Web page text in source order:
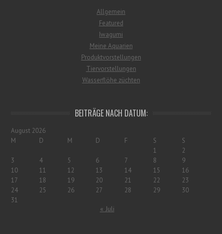
Allgemein
Featured
Iwagumi
Meine Aquarien
Produktvorstellungen
Tiervorstellungen
Wasserflöhe züchten
BEITRÄGE NACH DATUM:
August 2026
M
D M D F S
S
1
2
3
4 5 6 7 8
9
10
11 12 13 14 15
16
17
18 19 20 21 22
23
24
25 26 27 28 29
30
31
« Juli